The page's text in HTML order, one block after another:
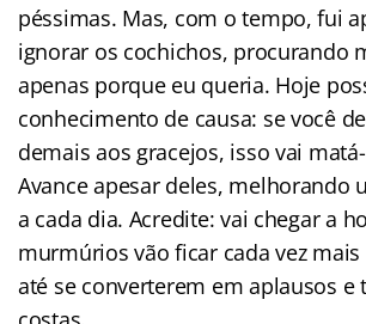
péssimas. Mas, com o tempo, fui
ignorar os cochichos, procurando
apenas porque eu queria. Hoje
conhecimento de causa: se você
demais aos gracejos, isso vai
Avance apesar deles, melhorando
a cada dia. Acredite: vai chegar a
murmúrios vão ficar cada vez
até se converterem em aplausos e